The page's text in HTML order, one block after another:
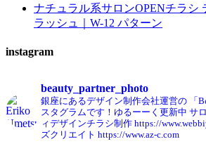
ナチュラル系サロンOPENチラシ
ラッシュ｜W-12 パターン
instagram
beauty_partner_photo
銀座にあるデザイン制作会社運営の 「
スタグラムです！ゆるーーく更新中 サ
ィデザインチラシ制作 https://
ズクリエイト https://www.az-c.com